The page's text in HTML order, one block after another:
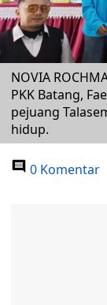
NOVIA
PKK Batang,
pejuang
hidup.
0 Komentar